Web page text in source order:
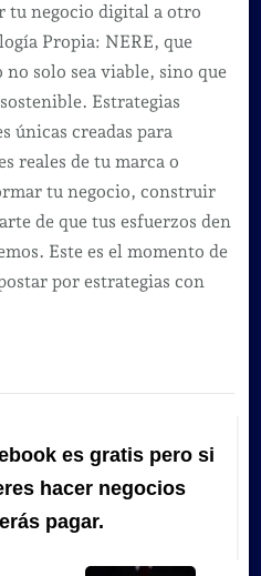
tu negocio digital a otro
Propia: NERE, que
no solo sea viable, sino que
Estrategias
únicas creadas para
reales de tu marca o
tu negocio, construir
de que tus esfuerzos den
Este es el momento de
por estrategias con
es gratis pero si
hacer negocios
pagar.